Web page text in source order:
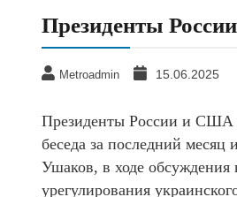
Президенты
Metroadmin 15.06.2025
Президенты России и США
беседа за последний
Ушаков, в ходе обсуждения
урегулирования